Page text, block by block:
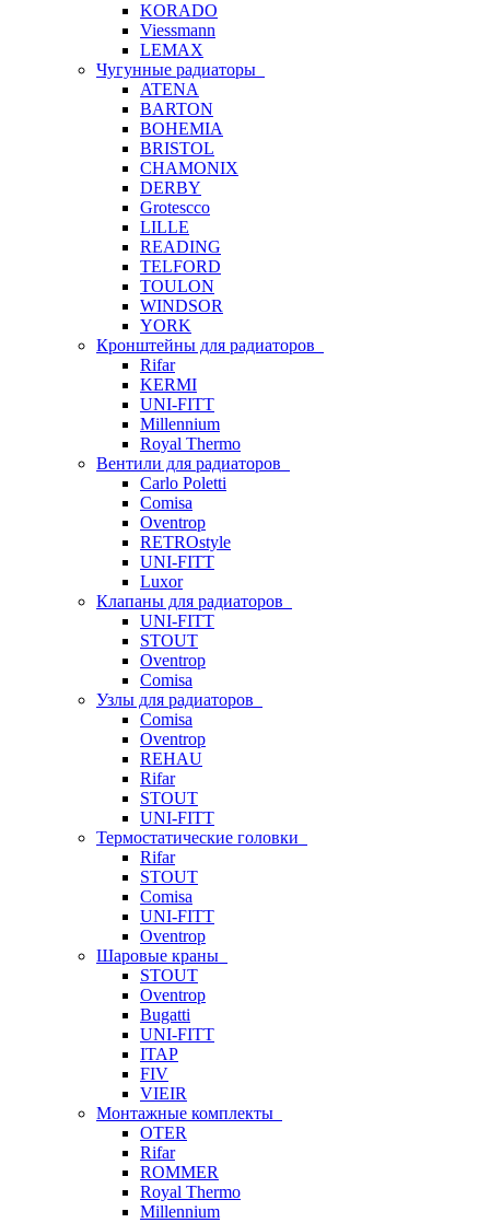
KORADO
Viessmann
LEMAX
Чугунные радиаторы
ATENA
BARTON
BOHEMIA
BRISTOL
CHAMONIX
DERBY
Grotescco
LILLE
READING
TELFORD
TOULON
WINDSOR
YORK
Кронштейны для радиаторов
Rifar
KERMI
UNI-FITT
Millennium
Royal Thermo
Вентили для радиаторов
Carlo Poletti
Comisa
Oventrop
RETROstyle
UNI-FITT
Luxor
Клапаны для радиаторов
UNI-FITT
STOUT
Oventrop
Comisa
Узлы для радиаторов
Comisa
Oventrop
REHAU
Rifar
STOUT
UNI-FITT
Термостатические головки
Rifar
STOUT
Comisa
UNI-FITT
Oventrop
Шаровые краны
STOUT
Oventrop
Bugatti
UNI-FITT
ITAP
FIV
VIEIR
Монтажные комплекты
OTER
Rifar
ROMMER
Royal Thermo
Millennium